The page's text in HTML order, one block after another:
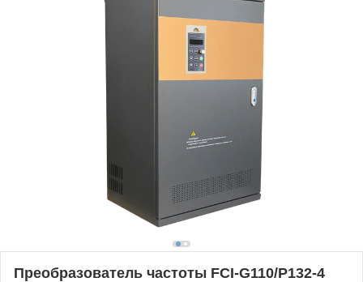
Преобразователь частоты FCI-G110/P132-4